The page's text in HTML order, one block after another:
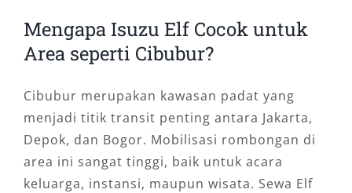
Mengapa Isuzu Elf Cocok untuk
Area seperti Cibubur?
Cibubur merupakan kawasan padat yang
menjadi titik transit penting antara Jakarta,
Depok, dan Bogor. Mobilisasi rombongan di
area ini sangat tinggi, baik untuk acara
keluarga, instansi, maupun wisata. Sewa Elf